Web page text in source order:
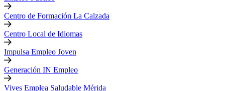
Centro de Formación La Calzada
Centro Local de Idiomas
Impulsa Empleo Joven
Generación IN Empleo
Vives Emplea Saludable Mérida